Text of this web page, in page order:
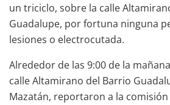
un triciclo, sobre la calle
Guadalupe, por fortuna ninguna
lesiones o electrocutada.
Alrededor de las 9:00 de la
calle Altamirano del Barrio
Mazatán, reportaron a la